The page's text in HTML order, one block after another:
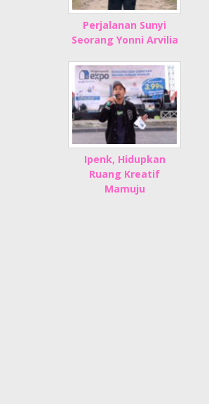
Perjalanan Sunyi
Seorang Yonni Arvilia
Ipenk, Hidupkan
Ruang Kreatif
Mamuju